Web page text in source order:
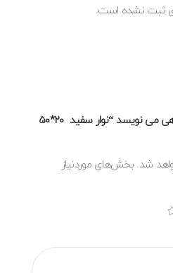
ثبت نشده است.
اولین کسی باشید که دیدگاهی می نویسد “نوار سفید 20*50
شد. بخش‌های موردنیاز